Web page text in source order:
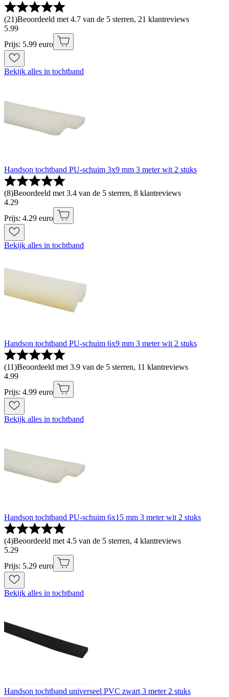
(21)Beoordeeld met 4.7 van de 5 sterren, 21 klantreviews
5.99
Prijs: 5.99 euro
Bekijk alles in tochtband
Handson tochtband PU-schuim 3x9 mm 3 meter wit 2 stuks
(8)Beoordeeld met 3.4 van de 5 sterren, 8 klantreviews
4.29
Prijs: 4.29 euro
Bekijk alles in tochtband
Handson tochtband PU-schuim 6x9 mm 3 meter wit 2 stuks
(11)Beoordeeld met 3.9 van de 5 sterren, 11 klantreviews
4.99
Prijs: 4.99 euro
Bekijk alles in tochtband
Handson tochtband PU-schuim 6x15 mm 3 meter wit 2 stuks
(4)Beoordeeld met 4.5 van de 5 sterren, 4 klantreviews
5.29
Prijs: 5.29 euro
Bekijk alles in tochtband
Handson tochtband universeel PVC zwart 3 meter 2 stuks